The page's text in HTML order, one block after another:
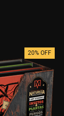
20% OFF